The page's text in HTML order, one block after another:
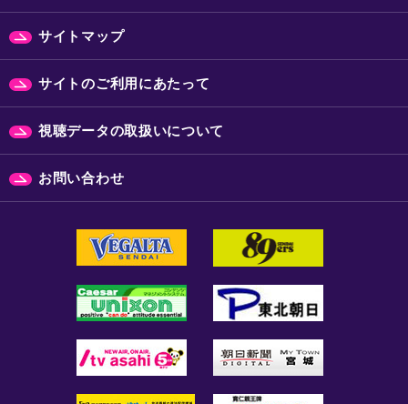
サイトマップ
サイトのご利用にあたって
視聴データの取扱いについて
お問い合わせ